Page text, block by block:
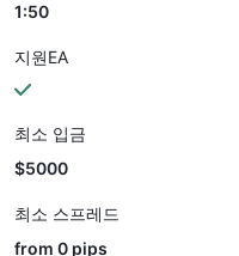
1:50
지원EA
최소 입금
$5000
최소 스프레드
from 0 pips